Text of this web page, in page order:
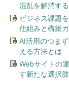
Network
だし、このサー
れない。大まか
米では最大33％
は、他の主要パ
という。
混乱を解消す
ビジネス課題
仕組みと構築
AI活用のつま
える方法とは
Webサイトの
す新たな選択肢